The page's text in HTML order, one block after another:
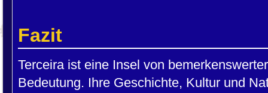
Fazit
Terceira ist eine Insel von
Bedeutung. Ihre Geschichte, Kultur und